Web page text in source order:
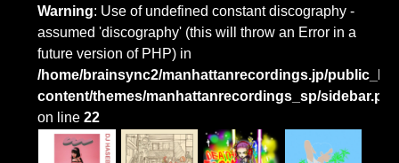
Warning: Use of undefined constant discography -
assumed 'discography' (this will throw an Error in a
future version of PHP) in
/home/brainsync2/manhattanrecordings.jp/
content/themes/manhattanrecordings_sp/
on line22